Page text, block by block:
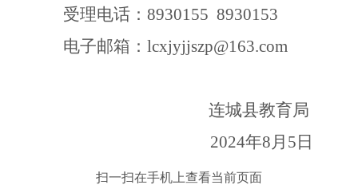
受理电话： 8930155 8930153
电子邮箱： lcxjyjjszp@163.com
连城县教育局
2024年8月5日
扫一扫在手机上查看当前页面